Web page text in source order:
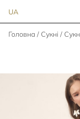
UA
Головна / Сукні /